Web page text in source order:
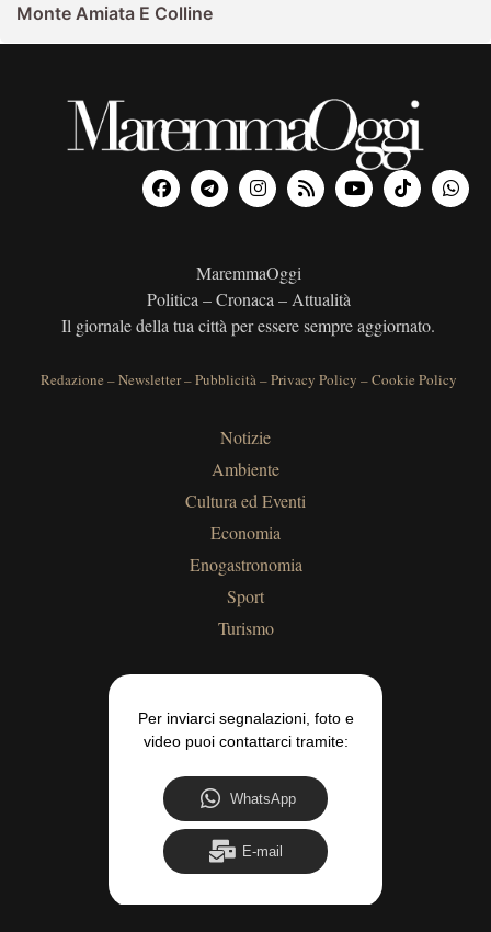
Monte Amiata E Colline
MaremmaOggi
Politica – Cronaca – Attualità
Il giornale della tua città per essere sempre aggiornato.
Redazione –Newsletter–Pubblicità–Privacy Policy –Cookie Policy
Notizie
Ambiente
Cultura ed Eventi
Economia
Enogastronomia
Sport
Turismo
Per inviarci segnalazioni, foto e
video puoi contattarci tramite:
WhatsApp
E-mail